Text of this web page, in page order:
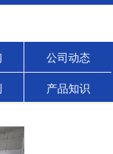
公司动态
产品知识